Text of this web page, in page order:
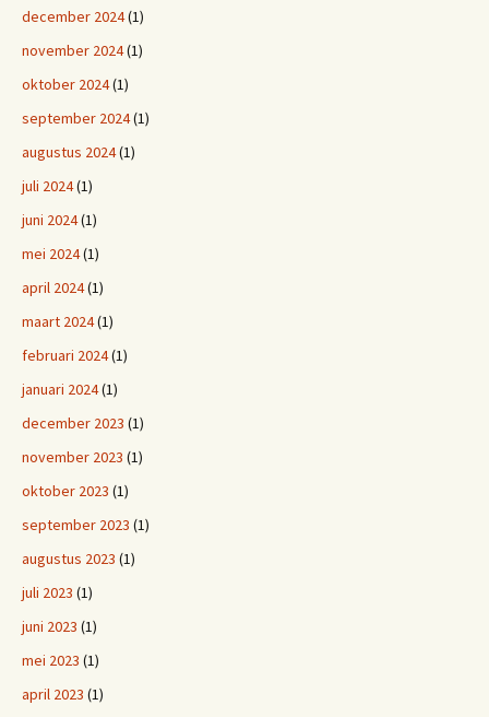
december 2024(1)
november 2024(1)
oktober 2024(1)
september 2024(1)
augustus 2024(1)
juli 2024(1)
juni 2024(1)
mei 2024(1)
april 2024(1)
maart 2024(1)
februari 2024(1)
januari 2024(1)
december 2023 (1)
november 2023 (1)
oktober 2023 (1)
september 2023 (1)
augustus 2023 (1)
juli 2023 (1)
juni 2023 (1)
mei 2023 (1)
april 2023 (1)